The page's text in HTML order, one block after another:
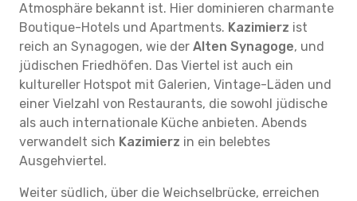
Atmosphäre bekannt ist. Hier dominieren charmante
Boutique-Hotels und Apartments. Kazimierz ist
reich an Synagogen, wie der Alten Synagoge, und
jüdischen Friedhöfen. Das Viertel ist auch ein
kultureller Hotspot mit Galerien, Vintage-Läden und
einer Vielzahl von Restaurants, die sowohl jüdische
als auch internationale Küche anbieten. Abends
verwandelt sich Kazimierz in ein belebtes
Ausgehviertel.
Weiter südlich, über die Weichselbrücke, erreichen